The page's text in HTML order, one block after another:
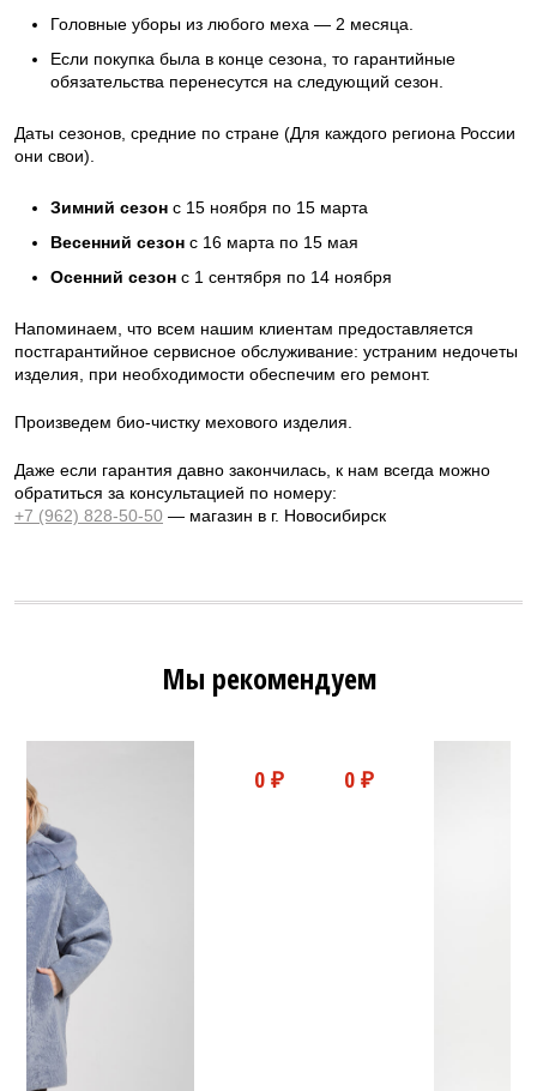
Головные уборы из любого меха — 2 месяца.
Если покупка была в конце сезона, то гарантийные
обязательства перенесутся на следующий сезон.
Даты сезонов, средние по стране (Для каждого региона России
они свои).
Зимний сезон с 15 ноября по 15 марта
Весенний сезон с 16 марта по 15 мая
Осенний сезон с 1 сентября по 14 ноября
Напоминаем, что всем нашим клиентам предоставляется
постгарантийное сервисное обслуживание: устраним недочеты
изделия, при необходимости обеспечим его ремонт.
Произведем био-чистку мехового изделия.
Даже если гарантия давно закончилась, к нам всегда можно
обратиться за консультацией по номеру:
+7 (962) 828-50-50 — магазин в г. Новосибирск
Мы рекомендуем